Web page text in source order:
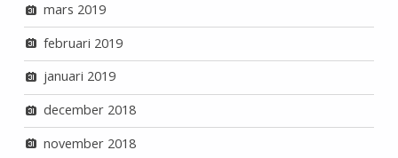
mars 2019
februari 2019
januari 2019
december 2018
november 2018